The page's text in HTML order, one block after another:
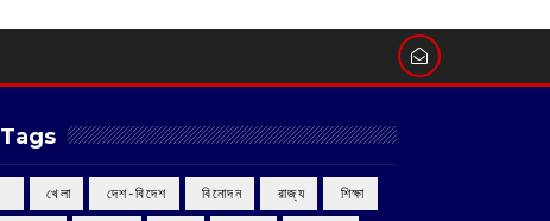
Tags
‌ খেলা ‌ দেশ-বিদেশ ‌ বিনোদন ‌ রাজ্য ‌ শিক্ষা